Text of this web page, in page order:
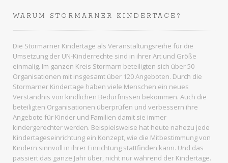
WARUM STORMARNER KINDERTAGE?
Die Stormarner Kindertage als Veranstaltungsreihe für die
Umsetzung der UN-Kinderrechte sind in ihrer Art und Größe
einmalig. Im ganzen Kreis Stormarn beteiligten sich über 50
Organisationen mit insgesamt über 120 Angeboten. Durch die
Stormarner Kindertage haben viele Menschen ein neues
Verständnis von kindlichen Bedürfnissen bekommen. Auch die
beteiligten Organisationen überprüfen und verbessern ihre
Angebote für Kinder und Familien damit sie immer
kindergerechter werden. Beispielsweise hat heute nahezu jede
Kindertageseinrichtung ein Konzept, wie die Mitbestimmung von
Kindern sinnvoll in ihrer Einrichtung stattfinden kann. Und das
passiert das ganze Jahr über, nicht nur während der Kindertage.